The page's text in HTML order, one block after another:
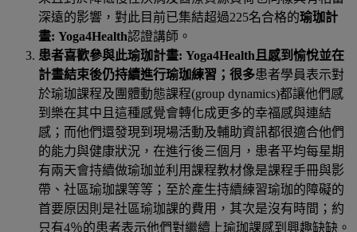
深遠的影響，對此目前已集結超過225名合格的瑜珈計
畫: Yoga4Health認證講師。
患者喜歡參與此瑜珈計畫: Yoga4Health且感到愉悅並在
計畫結束後仍持續進行瑜珈練習；很多患者學員表示對
於瑜珈課程及團體動態課程(group dynamics)都讓他們感
到樂在其中且這種感覺會轉化成更多的幸福感與連結
感；而他們還發現到現場活動及輔助資訊都很適合他們
的能力與健康狀況，在進行後三個月，患者平均每星期
有兩天會持續做瑜珈並利用課程教材像是課程手冊與影
帶、社區瑜珈課等等；至於產生持續練習瑜珈的障礙的
首要原因則是社區瑜珈課的費用，其次是沒有時間；約
只有4％的患者表示他們對繼續上瑜珈課感到興趣缺缺。